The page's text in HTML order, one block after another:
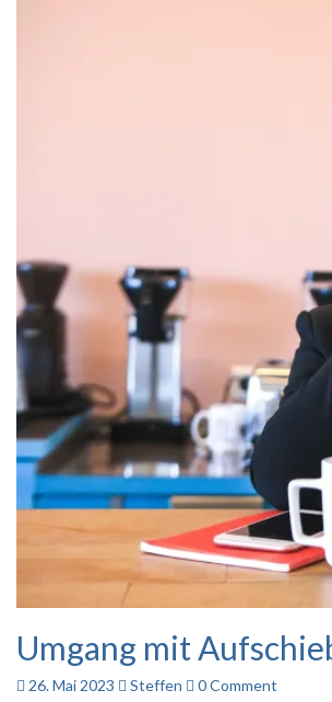
Umgang
mit
Aufschieberitis
Umgang mit
26. Mai 2023 Steffen Comments
0 Comment